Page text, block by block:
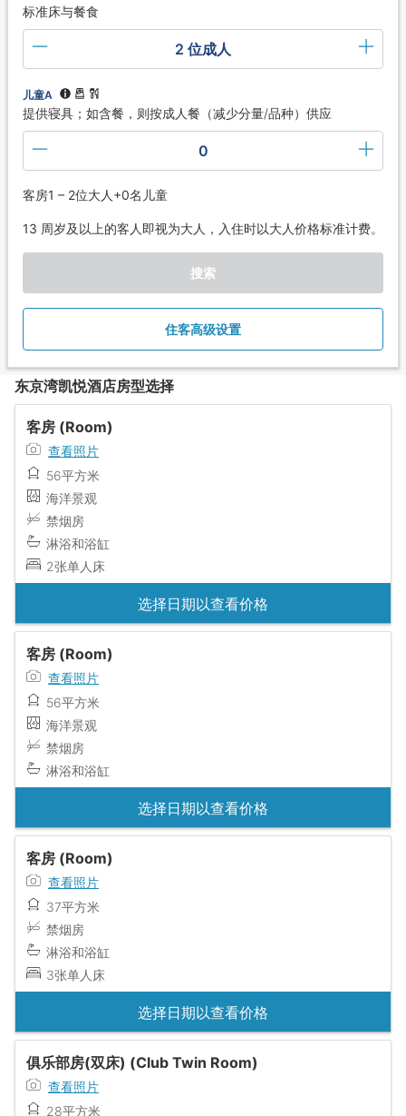
标准床与餐食
2 位成人
儿童A
提供寝具；如含餐，则按成人餐（减少分量/品种）供应
0
客房1 – 2位大人+0名儿童
13 周岁及以上的客人即视为大人，入住时以大人价格标准计费。
搜索
住客高级设置
东京湾凯悦酒店房型选择
客房 (Room)
查看照片
56平方米
海洋景观
禁烟房
淋浴和浴缸
2张单人床
选择日期以查看价格
客房 (Room)
查看照片
56平方米
海洋景观
禁烟房
淋浴和浴缸
选择日期以查看价格
客房 (Room)
查看照片
37平方米
禁烟房
淋浴和浴缸
3张单人床
选择日期以查看价格
俱乐部房(双床) (Club Twin Room)
查看照片
28平方米